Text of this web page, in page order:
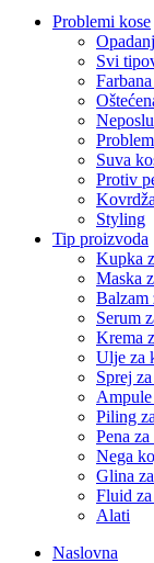
Problemi kose
Svi
Suva
Protiv
Styling
Tip proizvoda
Kupka
Maska
Balzam
Serum
Krema
Ulje za
Sprej
Ampule
Piling
Pena za
Nega
Glina
Fluid
Alati
Naslovna